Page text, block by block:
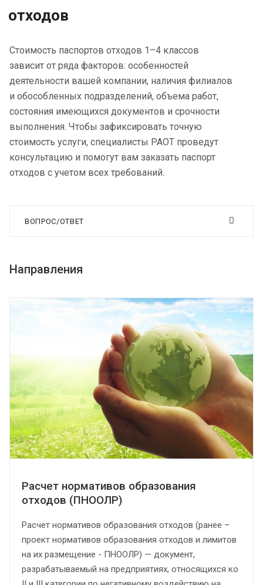
отходов
Стоимость паспортов отходов 1–4 классов
зависит от ряда факторов: особенностей
деятельности вашей компании, наличия филиалов
и обособленных подразделений, объема работ,
состояния имеющихся документов и срочности
выполнения. Чтобы зафиксировать точную
стоимость услуги, специалисты РАОТ проведут
консультацию и помогут вам заказать паспорт
отходов с учетом всех требований.
ВОПРОС/ОТВЕТ
Направления
Расчет нормативов образования
отходов (ПНООЛР)
Расчет нормативов образования отходов (ранее –
проект нормативов образования отходов и лимитов
на их размещение - ПНООЛР) — документ,
разрабатываемый на предприятиях, относящихся ко